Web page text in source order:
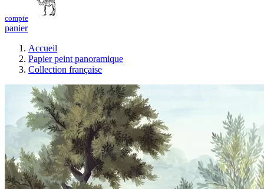
compte
panier
Accueil
Papier peint panoramique
Collection française